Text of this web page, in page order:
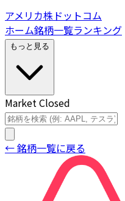
アメリカ株ドットコム
ホーム銘柄一覧ランキング
もっと見る
Market Closed
← 銘柄一覧に戻る